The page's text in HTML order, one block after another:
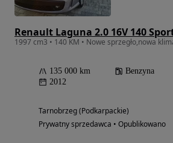
Renault Laguna 2.0 16V 140
1997 cm3 • 140 KM • Nowe sprzegło,nowa
135 000 km Benzyna
2012
Tarnobrzeg (Podkarpackie)
Prywatny sprzedawca • Opublikowano